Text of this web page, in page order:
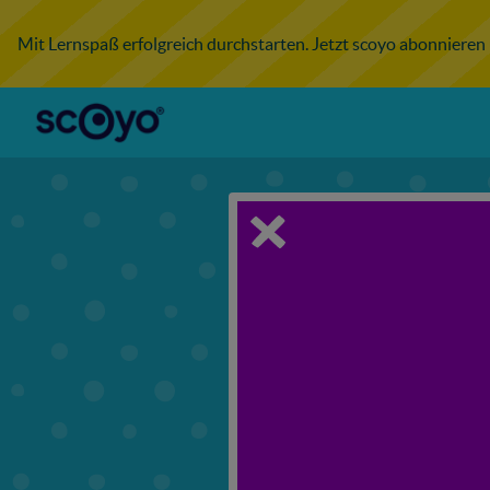
Mit Lernspaß erfolgreich durchstarten. Jetzt scoyo